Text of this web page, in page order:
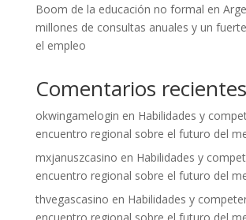
Boom de la educación no formal en
millones de consultas anuales y un
el empleo
Comentarios recientes
okwingamelogin en Habilidades y
encuentro regional sobre el futuro del
mxjanuszcasino en Habilidades y
encuentro regional sobre el futuro del
thvegascasino en Habilidades y
encuentro regional sobre el futuro del